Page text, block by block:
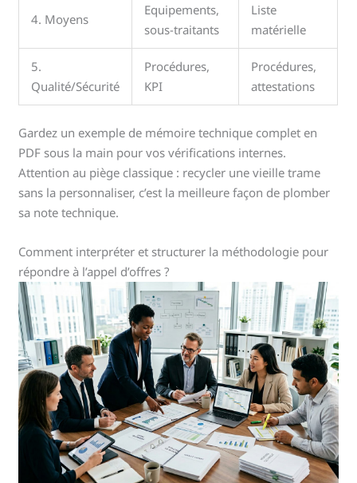
4. Moyens
Equipements,
sous-traitants
Liste
matérielle
5.
Qualité/Sécurité
Procédures,
KPI
Procédures,
attestations
Gardez un exemple de mémoire technique complet en
PDF sous la main pour vos vérifications internes.
Attention au piège classique : recycler une vieille trame
sans la personnaliser, c’est la meilleure façon de plomber
sa note technique.
Comment interpréter et structurer la méthodologie pour
répondre à l’appel d’offres ?